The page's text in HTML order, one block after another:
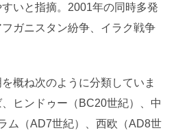
いと指摘。2001年の同時多発
ガニスタン紛争、イラク戦争
概ね次のように分類していま
ヒンドゥー（BC20世紀）、中
ム（AD7世紀）、西欧（AD8世